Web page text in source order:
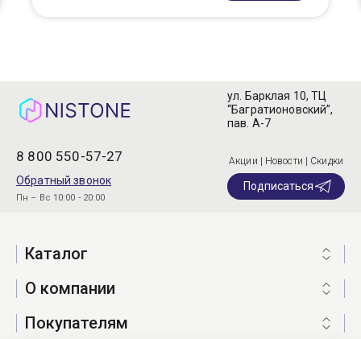
8 800 550-57-27
Обратный звонок
Пн – Вс 10:00 - 20:00
ул. Барклая 10, ТЦ
“Багратионовский”,
пав. А-7
Акции | Новости | Скидки
Подписаться
Каталог
О компании
Покупателям